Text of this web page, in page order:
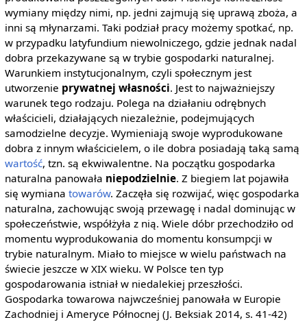
wymiany między nimi, np. jedni zajmują się uprawą zboża, a
inni są młynarzami. Taki podział pracy możemy spotkać, np.
w przypadku latyfundium niewolniczego, gdzie jednak nadal
dobra przekazywane są w trybie gospodarki naturalnej.
Warunkiem instytucjonalnym, czyli społecznym jest
utworzenie prywatnej własności. Jest to najważniejszy
warunek tego rodzaju. Polega na działaniu odrębnych
właścicieli, działających niezależnie, podejmujących
samodzielne decyzje. Wymieniają swoje wyprodukowane
dobra z innym właścicielem, o ile dobra posiadają taką samą
wartość, tzn. są ekwiwalentne. Na początku gospodarka
naturalna panowała niepodzielnie. Z biegiem lat pojawiła
się wymiana towarów. Zaczęła się rozwijać, więc gospodarka
naturalna, zachowując swoją przewagę i nadal dominując w
społeczeństwie, współżyła z nią. Wiele dóbr przechodziło od
momentu wyprodukowania do momentu konsumpcji w
trybie naturalnym. Miało to miejsce w wielu państwach na
świecie jeszcze w XIX wieku. W Polsce ten typ
gospodarowania istniał w niedalekiej przeszłości.
Gospodarka towarowa najwcześniej panowała w Europie
Zachodniej i Ameryce Północnej (J. Beksiak 2014, s. 41-42)